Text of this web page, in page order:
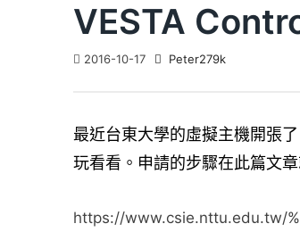
VESTA
2016-10-17 Peter279k
最近台東大學的虛擬主機開張
玩看看。申請的步驟在此篇文
https://www.csie.nttu.edu.tw/